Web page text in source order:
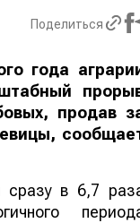
Поделиться
года
продав
сразу в 6,7